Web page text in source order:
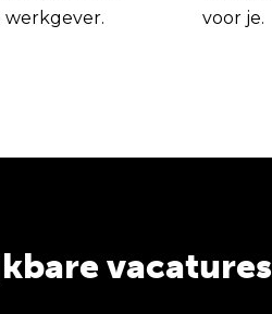
voor je.
vacatures